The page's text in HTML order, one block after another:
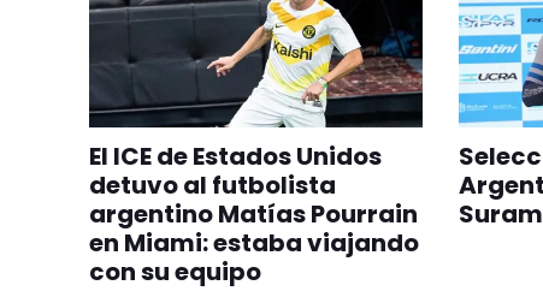
El ICE de Estados Unidos
detuvo al futbolista
argentino Matías Pourrain
en Miami: estaba viajando
con su equipo